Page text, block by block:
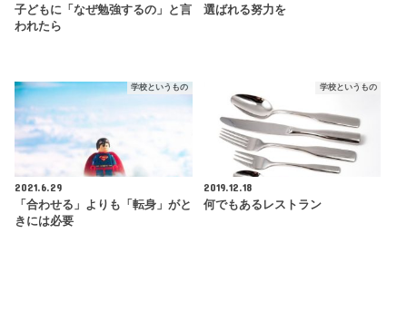
子どもに「なぜ勉強するの」と言
われたら
選ばれる努力を
学校というもの
2021.6.29
「合わせる」よりも「転身」がと
きには必要
学校というもの
2019.12.18
何でもあるレストラン